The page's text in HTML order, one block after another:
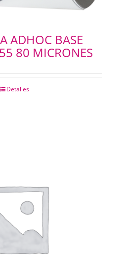
ADHOC BASE
80 MICRONES
Detalles